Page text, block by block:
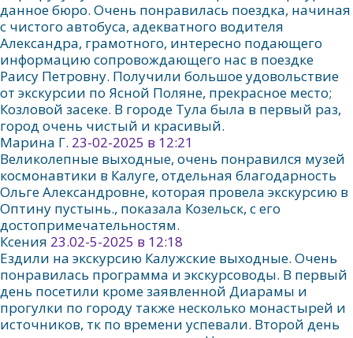
данное бюро. Очень понравилась поездка, начиная
с чистого автобуса, адекватного водителя
Александра, грамотного, интересно подающего
информацию сопровождающего нас в поездке
Раису Петровну. Получили большое удовольствие
от экскурсии по Ясной Поляне, прекрасное место;
Козловой засеке. В городе Тула была в первый раз,
город очень чистый и красивый.
Марина Г. 23-02-2025 в 12:21
Великолепные выходные, очень понравился музей
космонавтики в Калуге, отдельная благодарность
Ольге Александровне, которая провела экскурсию в
Оптину пустынь., показала Козельск, с его
достопримечательностям.
Ксения 23.02-5-2025 в 12:18
Ездили на экскурсию Калужские выходные. Очень
понравилась программа и экскурсоводы. В первый
день посетили кроме заявленной Диарамы и
прогулки по городу также несколько монастырей и
источников, тк по времени успевали. Второй день